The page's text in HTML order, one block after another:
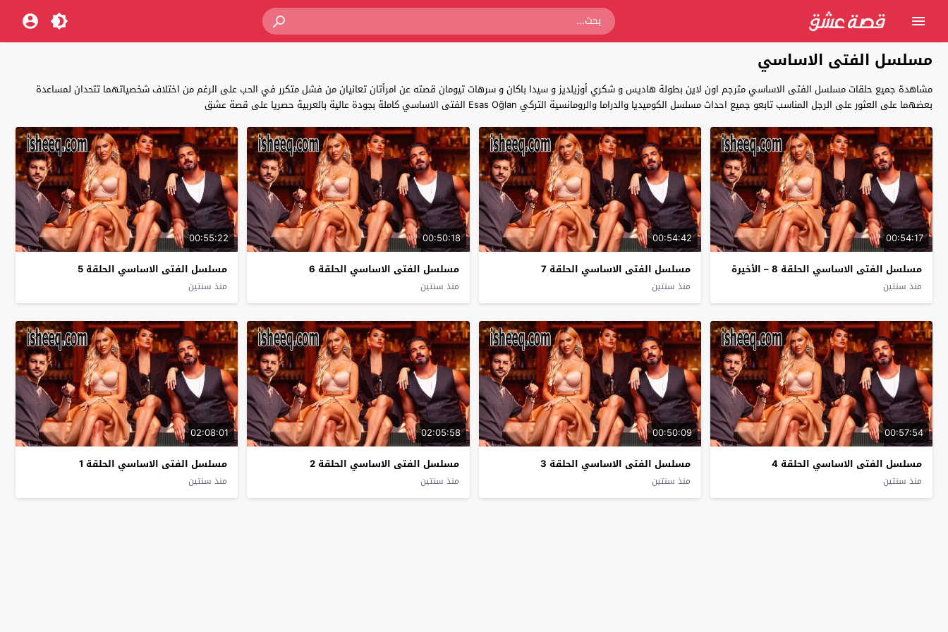
مسلسل الفتى الاساسي
مشاهدة جميع حلقات مسلسل الفتى الاساسي مترجم اون لاين بطولة ‏هاديس و ‏‏شكري أوزيلديز‏ و سيدا باكان‏‏ و ‏سرهات تيومان‏ قصته عن امرأتان تعانيان من فشل متكرر في الحب على الرغم من اختلاف شخصياتهما تتحدان لمساعدة
بعضهما على العثور على الرجل المناسب تابعو جميع احداث مسلسل الكوميديا والدراما والرومانسية التركي Esas Oğlan الفتى الاساسي كاملة بجودة عالية بالعربية حصريا على قصة عشق
00:54:17
مسلسل الفتى الاساسي الحلقة 8 – الأخيرة
منذ سنتين
00:54:42
مسلسل الفتى الاساسي الحلقة 7
منذ سنتين
00:50:18
مسلسل الفتى الاساسي الحلقة 6
منذ سنتين
00:55:22
مسلسل الفتى الاساسي الحلقة 5
منذ سنتين
00:57:54
مسلسل الفتى الاساسي الحلقة 4
منذ سنتين
00:50:09
مسلسل الفتى الاساسي الحلقة 3
منذ سنتين
02:05:58
مسلسل الفتى الاساسي الحلقة 2
منذ سنتين
02:08:01
مسلسل الفتى الاساسي الحلقة 1
منذ سنتين